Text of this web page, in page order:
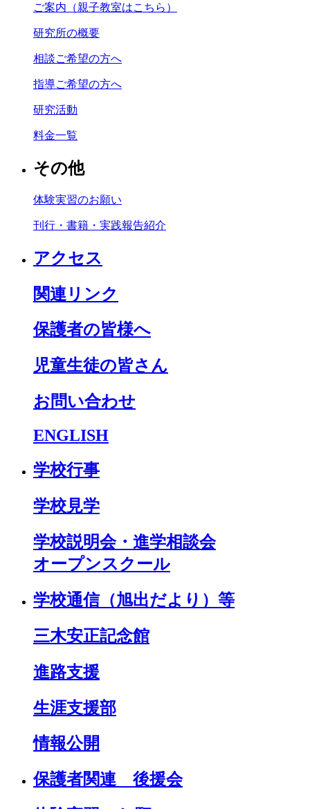
ご案内（親子教室はこちら）
研究所の概要
相談ご希望の方へ
指導ご希望の方へ
研究活動
料金一覧
その他
体験実習のお願い
刊行・書籍・実践報告紹介
アクセス
関連リンク
保護者の皆様へ
児童生徒の皆さん
お問い合わせ
ENGLISH
学校行事
学校見学
学校説明会・進学相談会
オープンスクール
学校通信（旭出だより）等
三木安正記念館
進路支援
生涯支援部
情報公開
保護者関連 後援会